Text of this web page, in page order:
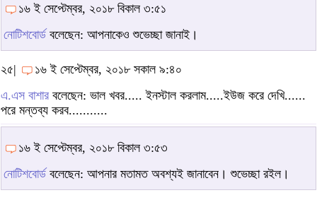
১৬ ই সেপ্টেম্বর, ২০১৮ বিকাল ৩:৫১
নোটিশবোর্ডবলেছেন: আপনাকেও শুভেচ্ছা জানাই।
২৫|
১৬ ই সেপ্টেম্বর, ২০১৮ সকাল ৯:৪০
এ.এস বাশার বলেছেন: ভাল খবর..... ইনস্টাল করলাম.....ইউজ করে দেখি......
পরে মন্তব্য করব...........
১৬ ই সেপ্টেম্বর, ২০১৮ বিকাল ৩:৫৩
নোটিশবোর্ডবলেছেন: আপনার মতামত অবশ্যই জানাবেন। শুভেচ্ছা রইল।